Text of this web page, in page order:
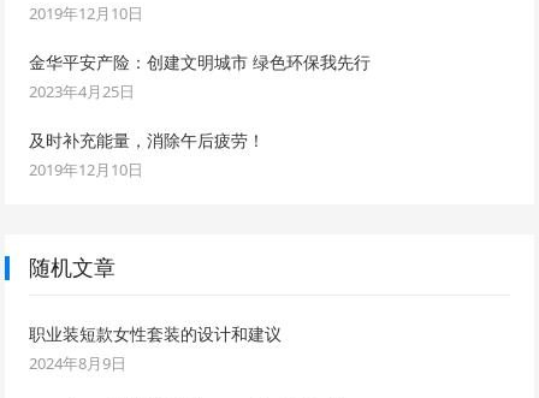
2019年12月10日
金华平安产险：创建文明城市 绿色环保我先行
2023年4月25日
及时补充能量，消除午后疲劳！
2019年12月10日
随机文章
职业装短款女性套装的设计和建议
2024年8月9日